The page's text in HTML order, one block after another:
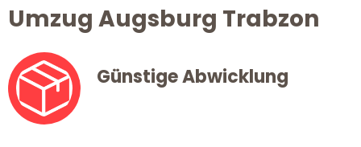
Umzug Augsburg Trabzon
Günstige Abwicklung